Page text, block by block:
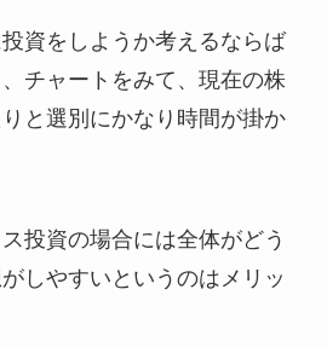
資をしようか考えるならば
チャートをみて、現在の株
と選別にかなり時間が掛か
投資の場合には全体がどう
しやすいというのはメリッ